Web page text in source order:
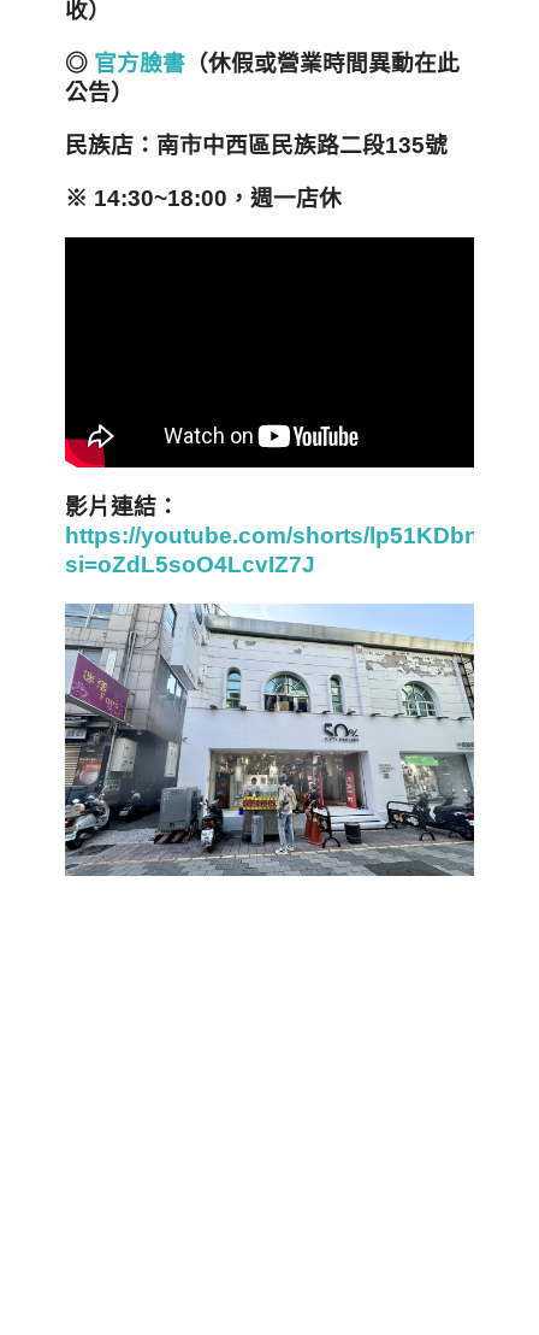
收）
◎ 官方臉書 （休假或營業時間異動在此
公告）
民族店：南市中西區民族路二段135號
※ 14:30~18:00 ，週一店休
影片連結：
https://youtube.com/shorts/lp51KDbnxCU?
si=oZdL5soO4LcvIZ7J